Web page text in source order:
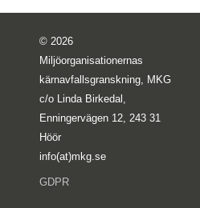
© 2026
Miljöorganisationernas
kärnavfallsgranskning, MKG
c/o Linda Birkedal,
Enningervägen 12, 243 31
Höör
info(at)mkg.se
GDPR